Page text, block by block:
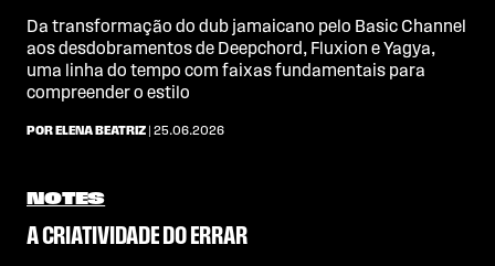
Da transformação do dub jamaicano pelo Basic Channel
aos desdobramentos de Deepchord, Fluxion e Yagya,
uma linha do tempo com faixas fundamentais para
compreender o estilo
POR ELENA BEATRIZ | 25.06.2026
NOTES
A CRIATIVIDADE DO ERRAR